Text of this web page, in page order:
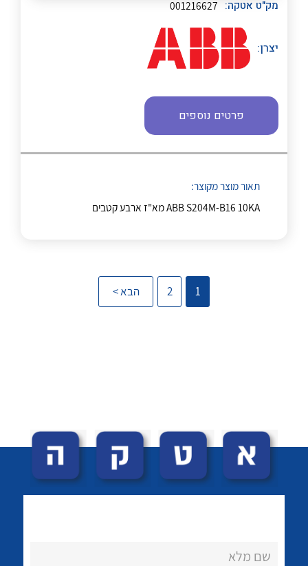
נקודות מכירה
הצוות שלנו
שאלות ותשובות
לכל מוצרי היצרן
לכל מוצרי היצרן
מק"ט אטקה: 001216627
יצרן:
פרטים נוספים
תאור מוצר מקוצר:
ABB S204M-B16 10KA מא"ז ארבע קטבים
1
2 הבא >
שם מלא